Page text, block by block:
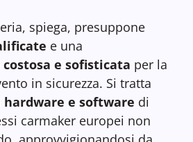
spiega, presuppone
e una
e sofisticata per la
in sicurezza. Si tratta
hardware e software di
carmaker europei non